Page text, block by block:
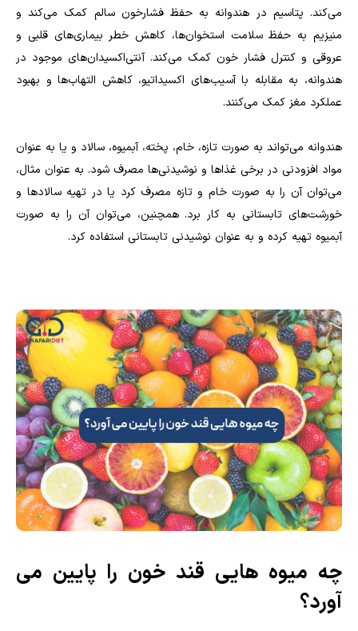
می‌کند. پتاسیم در هندوانه به حفظ فشارخون سالم کمک می‌کند و
منیزیم به حفظ سلامت استخوان‌ها، کاهش خطر بیماری‌های قلبی و
عروقی و کنترل فشار خون کمک می‌کند. آنتی‌اکسیدان‌های موجود در
هندوانه، به مقابله با آسیب‌های اکسیداتیو، کاهش التهاب‌ها و بهبود
عملکرد مغز کمک می‌کنند.
هندوانه می‌تواند به صورت تازه، خام، پخته، آبمیوه، سالاد و یا به عنوان
مواد افزودنی در برخی غذاها و نوشیدنی‌ها مصرف شود. به عنوان مثال،
می‌توان آن را به صورت خام و تازه مصرف کرد یا در تهیه سالاد‌ها و
خورشت‌های تابستانی به کار برد. همچنین، می‌توان آن را به صورت
آبمیوه تهیه کرده و به عنوان نوشیدنی تابستانی استفاده کرد.
چه میوه هایی قند خون را پایین می
آورد؟